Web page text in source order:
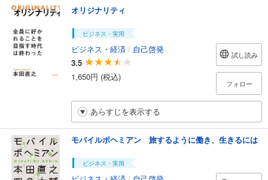
オリジナリティ
ビジネス・実用
ビジネス・経済 / 自己啓発
3.5
1,650円 (税込)
試し読み
フォロー
あらすじを表示する
モバイルボヘミアン 旅するように働き、生きるには
ビジネス・実用